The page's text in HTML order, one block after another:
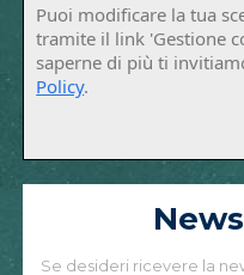
Puoi modificare la tua
tramite il link 'Gestione
saperne di più ti
Policy.
Se desideri ricevere la